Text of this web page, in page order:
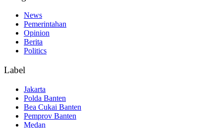
News
Pemerintahan
Opinion
Berita
Politics
Label
Jakarta
Polda Banten
Bea Cukai Banten
Pemprov Banten
Medan